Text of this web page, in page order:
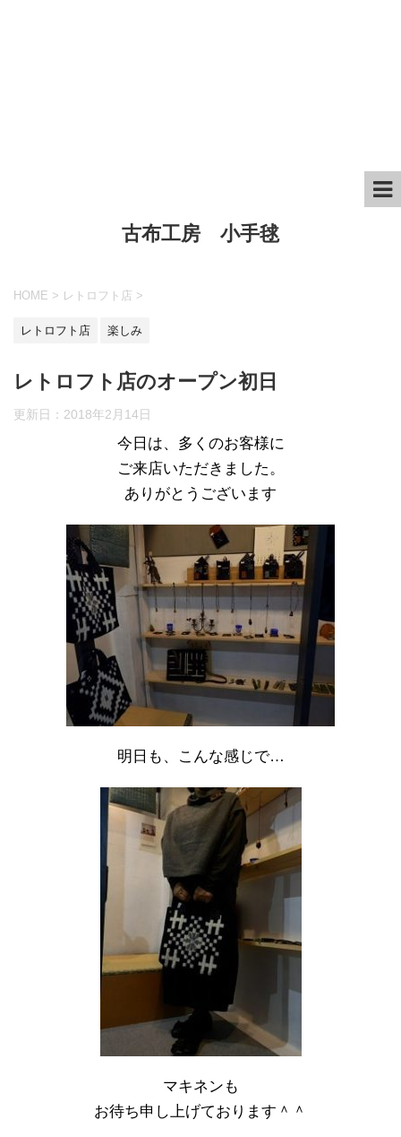
古布工房 小手毬
HOME > レトロフト店 >
レトロフト店 楽しみ
レトロフト店のオープン初日
更新日： 2018年2月14日
今日は、多くのお客様に
ご来店いただきました。
ありがとうございます
明日も、こんな感じで…
マキネンも
お待ち申し上げております＾＾